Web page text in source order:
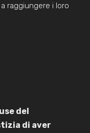
raggiungere i loro
del
di aver